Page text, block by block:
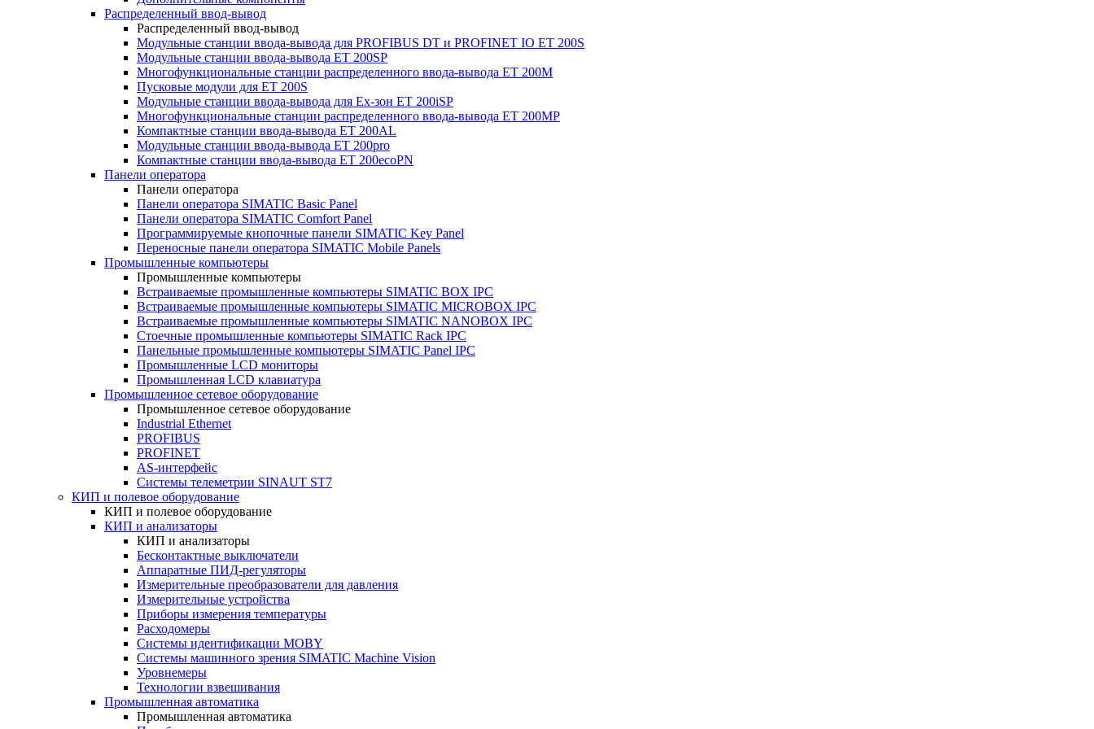
Распределенный ввод-вывод
Распределенный ввод-вывод
Модульные станции ввода-вывода для PROFIBUS DT и PROFINET IO ET 200S
Модульные станции ввода-вывода ET 200SP
Многофункциональные станции распределенного ввода-вывода ET 200M
Пусковые модули для ET 200S
Модульные станции ввода-вывода для Ex-зон ET 200iSP
Многофункциональные станции распределенного ввода-вывода ET 200MP
Компактные станции ввода-вывода ET 200AL
Модульные станции ввода-вывода ET 200pro
Компактные станции ввода-вывода ET 200ecoPN
Панели оператора
Панели оператора
Панели оператора SIMATIC Basic Panel
Панели оператора SIMATIC Comfort Panel
Программируемые кнопочные панели SIMATIC Key Panel
Переносные панели оператора SIMATIC Mobile Panels
Промышленные компьютеры
Промышленные компьютеры
Встраиваемые промышленные компьютеры SIMATIC BOX IPC
Встраиваемые промышленные компьютеры SIMATIC MICROBOX IPC
Встраиваемые промышленные компьютеры SIMATIC NANOBOX IPC
Стоечные промышленные компьютеры SIMATIC Rack IPC
Панельные промышленные компьютеры SIMATIC Panel IPC
Промышленные LCD мониторы
Промышленная LCD клавиатура
Промышленное сетевое оборудование
Промышленное сетевое оборудование
Industrial Ethernet
PROFIBUS
PROFINET
AS-интерфейс
Системы телеметрии SINAUT ST7
КИП и полевое оборудование
КИП и полевое оборудование
КИП и анализаторы
КИП и анализаторы
Бесконтактные выключатели
Аппаратные ПИД-регуляторы
Измерительные преобразователи для давления
Измерительные устройства
Приборы измерения температуры
Расходомеры
Системы идентификации MOBY
Системы машинного зрения SIMATIC Machine Vision
Уровнемеры
Технологии взвешивания
Промышленная автоматика
Промышленная автоматика